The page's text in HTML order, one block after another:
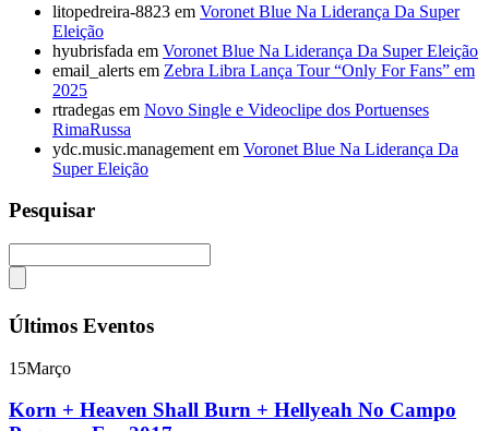
litopedreira-8823 em Voronet Blue Na Liderança Da Super
Eleição
hyubrisfada em Voronet Blue Na Liderança Da Super Eleição
email_alerts em Zebra Libra Lança Tour “Only For Fans” em
2025
rtradegas em Novo Single e Videoclipe dos Portuenses
RimaRussa
ydc.music.management em Voronet Blue Na Liderança Da
Super Eleição
Pesquisar
Últimos Eventos
15Março
Korn + Heaven Shall Burn + Hellyeah No Campo